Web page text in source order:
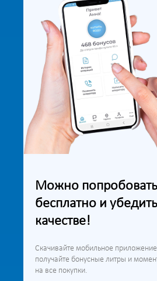
Можно
бесплатно и
качестве!
Скачивайте мобильное приложение
получайте бонусные литры и
на все покупки.